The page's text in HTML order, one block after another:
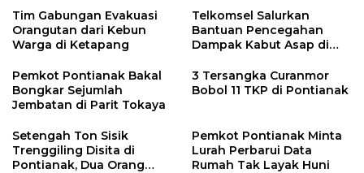
Tim Gabungan Evakuasi
Orangutan dari Kebun
Warga di Ketapang
Telkomsel Salurkan
Bantuan Pencegahan
Dampak Kabut Asap di
Pemkot Pontianak Bakal
Bongkar Sejumlah
Jembatan di Parit Tokaya
3 Tersangka Curanmor
Bobol 11 TKP di Pontianak
Setengah Ton Sisik
Trenggiling Disita di
Pontianak, Dua Orang
Pemkot Pontianak Minta
Lurah Perbarui Data
Rumah Tak Layak Huni